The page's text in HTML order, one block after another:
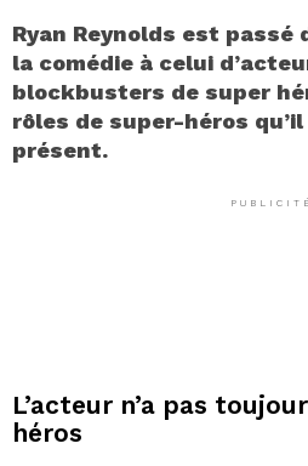
Ryan Reynolds est
la comédie à celui
blockbusters de super
rôles de super-héros qu’il
présent.
PUBLICITÉ
L’acteur n’a pas
héros